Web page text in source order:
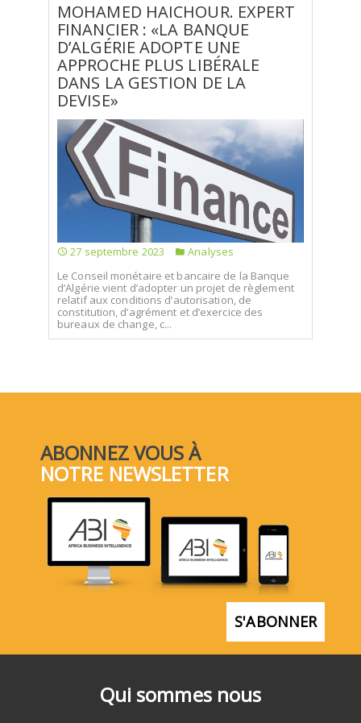
MOHAMED HAICHOUR. EXPERT
FINANCIER : «LA BANQUE
D’ALGÉRIE ADOPTE UNE
APPROCHE PLUS LIBÉRALE
DANS LA GESTION DE LA
DEVISE»
27 septembre 2023
Analyses
Le Conseil monétaire et bancaire de la Banque
d’Algérie vient d’adopter un projet de règlement
relatif aux conditions d’autorisation, de
constitution, d’agrément et d’exercice des
bureaux de change, c...
Qui sommes nous
ABONNEZ VOUS À
NOTRE NEWSLETTER
S'ABONNER